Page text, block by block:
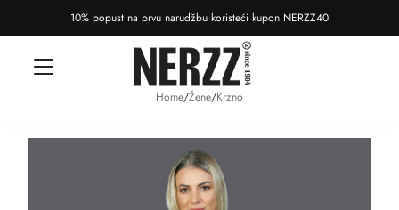
10% popust na prvu narudžbu koristeći kupon NERZZ40
Home/Žene/Krzno